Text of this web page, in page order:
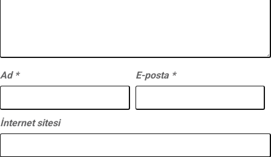
Ad * E-posta *
İnternet sitesi